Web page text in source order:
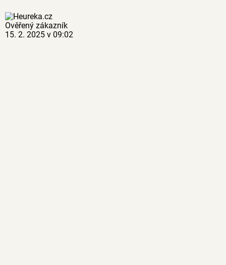
Ověřený zákazník
15. 2. 2025 v 09:02